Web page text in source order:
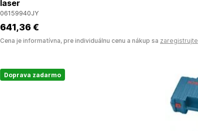
laser
06159940JY
641,36 €
Cena je informatívna, pre individuálnu cenu a nákup sa zaregistrujte
Doprava zadarmo